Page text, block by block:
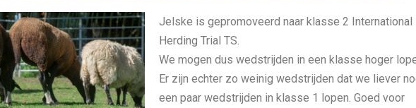
Jelske is gepromoveerd naar klasse 2 International
Herding Trial TS.
We mogen dus wedstrijden in een klasse hoger
Er zijn echter zo weinig wedstrijden dat we liever
een paar wedstrijden in klasse 1 lopen. Goed voor